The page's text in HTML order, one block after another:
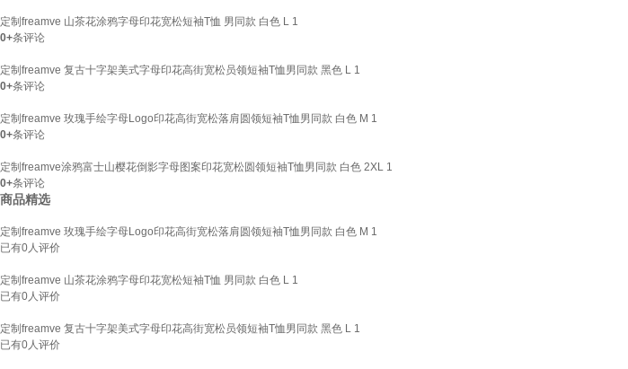
定制freamve 山茶花涂鸦字母印花宽松短袖T恤 男同款 白色 L 1
0+条评论
定制freamve 复古十字架美式字母印花高街宽松员领短袖T恤男同款 黑色 L 1
0+条评论
定制freamve 玫瑰手绘字母Logo印花高街宽松落肩圆领短袖T恤男同款 白色 M 1
0+条评论
定制freamve涂鸦富士山樱花倒影字母图案印花宽松圆领短袖T恤男同款 白色 2XL 1
0+条评论
商品精选
定制freamve 玫瑰手绘字母Logo印花高街宽松落肩圆领短袖T恤男同款 白色 M 1
已有0人评价
定制freamve 山茶花涂鸦字母印花宽松短袖T恤 男同款 白色 L 1
已有0人评价
定制freamve 复古十字架美式字母印花高街宽松员领短袖T恤男同款 黑色 L 1
已有0人评价